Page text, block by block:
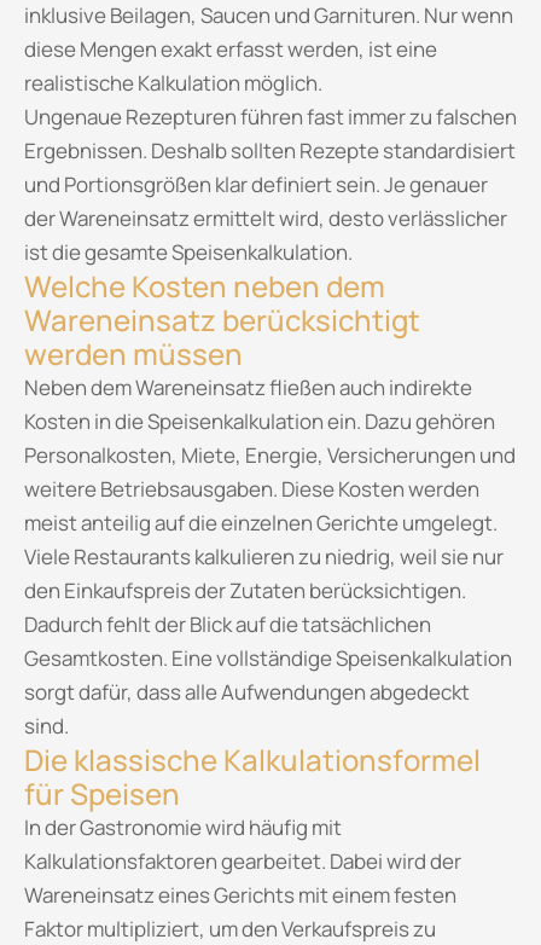
inklusive Beilagen, Saucen und Garnituren. Nur wenn
diese Mengen exakt erfasst werden, ist eine
realistische Kalkulation möglich.
Ungenaue Rezepturen führen fast immer zu falschen
Ergebnissen. Deshalb sollten Rezepte standardisiert
und Portionsgrößen klar definiert sein. Je genauer
der Wareneinsatz ermittelt wird, desto verlässlicher
ist die gesamte Speisenkalkulation.
Welche Kosten neben dem
Wareneinsatz berücksichtigt
werden müssen
Neben dem Wareneinsatz fließen auch indirekte
Kosten in die Speisenkalkulation ein. Dazu gehören
Personalkosten, Miete, Energie, Versicherungen und
weitere Betriebsausgaben. Diese Kosten werden
meist anteilig auf die einzelnen Gerichte umgelegt.
Viele Restaurants kalkulieren zu niedrig, weil sie nur
den Einkaufspreis der Zutaten berücksichtigen.
Dadurch fehlt der Blick auf die tatsächlichen
Gesamtkosten. Eine vollständige Speisenkalkulation
sorgt dafür, dass alle Aufwendungen abgedeckt
sind.
Die klassische Kalkulationsformel
für Speisen
In der Gastronomie wird häufig mit
Kalkulationsfaktoren gearbeitet. Dabei wird der
Wareneinsatz eines Gerichts mit einem festen
Faktor multipliziert, um den Verkaufspreis zu